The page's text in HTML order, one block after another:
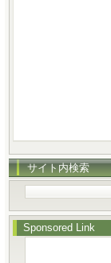
サイト内検索
Sponsored Link